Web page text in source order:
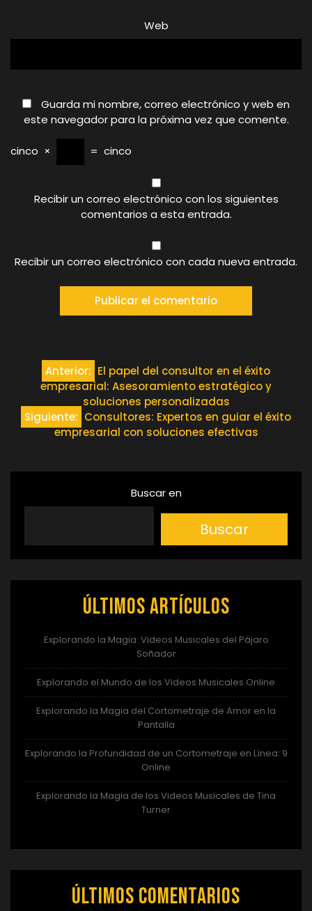
Web
Guarda mi nombre, correo electrónico y web en
este navegador para la próxima vez que comente.
cinco × = cinco
Recibir un correo electrónico con los siguientes
comentarios a esta entrada.
Recibir un correo electrónico con cada nueva entrada.
Navegación
de
entradas
Anterior: El papel del consultor en el éxito
empresarial: Asesoramiento estratégico y
soluciones personalizadas
Siguiente: Consultores: Expertos en guiar el éxito
empresarial con soluciones efectivas
Buscar en
Buscar
Últimos artículos
Explorando la Magia: Videos Musicales del Pájaro
Soñador
Explorando el Mundo de los Videos Musicales Online
Explorando la Magia del Cortometraje de Amor en la
Pantalla
Explorando la Profundidad de un Cortometraje en Línea: 9
Online
Explorando la Magia de los Videos Musicales de Tina
Turner
Últimos comentarios